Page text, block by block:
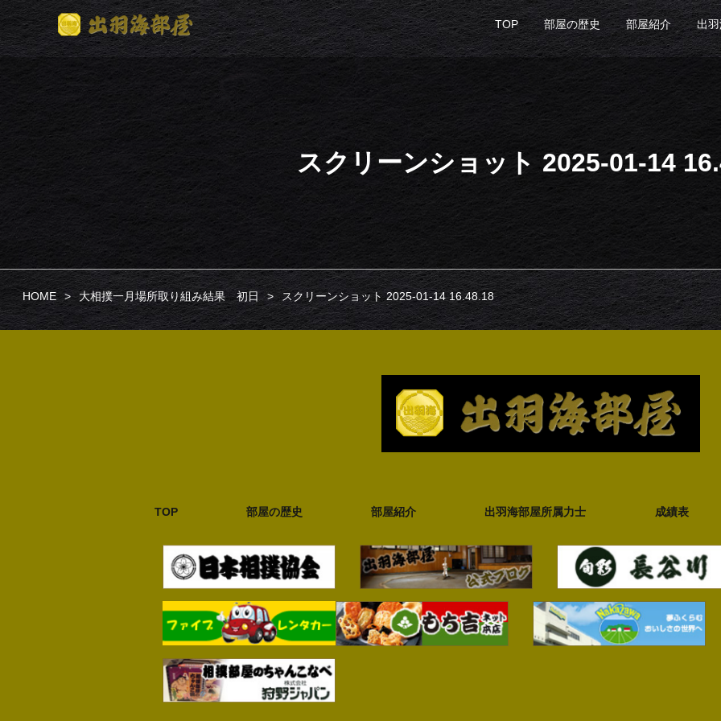
TOP 部屋の歴史 部屋紹介 出
スクリーンショット 2025-01-14
HOME 大相撲一月場所取り組み結果 初日 スクリーンショット 2025-01-14 16.48.18
TOP 部屋の歴史 部屋紹介 出羽海部屋所属力士 成績表